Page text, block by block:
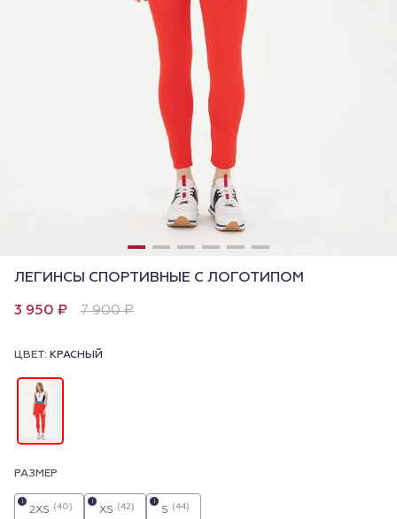
ЛЕГИНСЫ СПОРТИВНЫЕ С ЛОГОТИПОМ
3 950 ₽ 7 900 ₽
ЦВЕТ: КРАСНЫЙ
РАЗМЕР
2XS (40)
i
XS (42)
i
S (44)
i